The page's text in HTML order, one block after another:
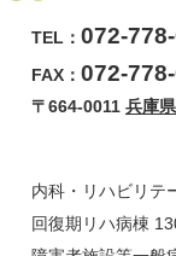
TEL：072-
FAX：072-
〒664-0011兵庫
内科・リハビリテ
回復期リハ病棟